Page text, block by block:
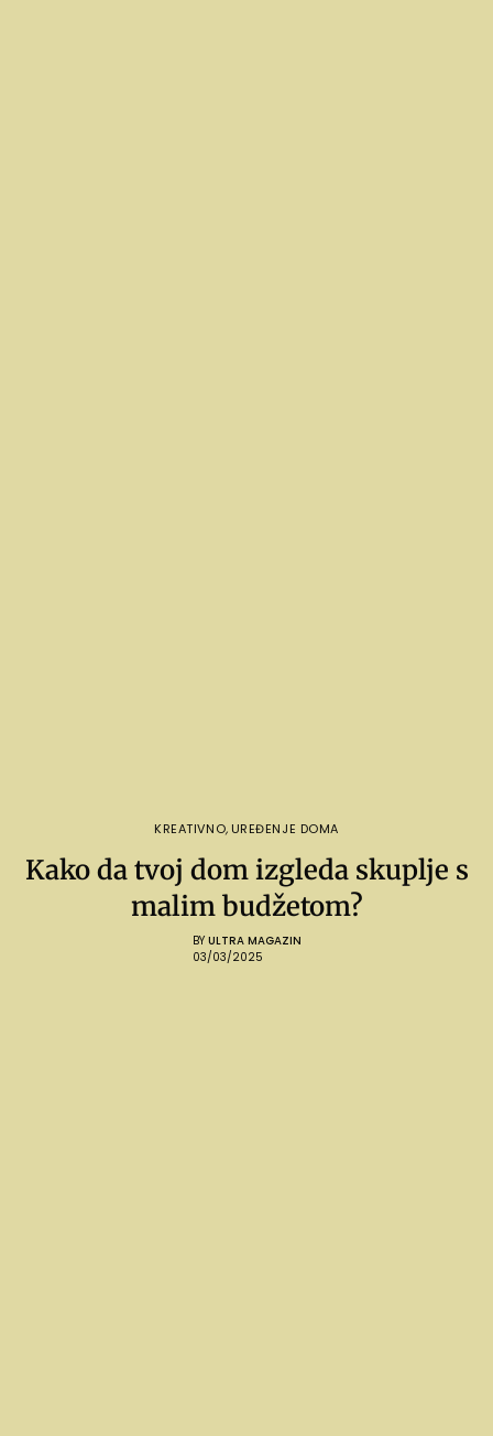
KREATIVNO, UREĐENJE DOMA
Kako da tvoj dom izgleda skuplje s
malim budžetom?
BY ULTRA MAGAZIN
03/03/2025